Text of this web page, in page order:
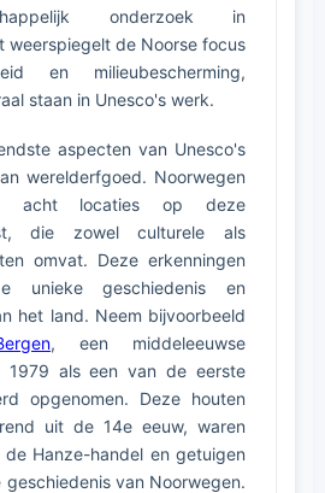
onderzoek in
weerspiegelt de Noorse focus
en milieubescherming,
staan in Unesco's werk.
aspecten van Unesco's
werelderfgoed. Noorwegen
acht locaties op deze
die zowel culturele als
omvat. Deze erkenningen
unieke geschiedenis en
het land. Neem bijvoorbeeld
, een middeleeuwse
1979 als een van de eerste
opgenomen. Deze houten
uit de 14e eeuw, waren
Hanze-handel en getuigen
van Noorwegen.